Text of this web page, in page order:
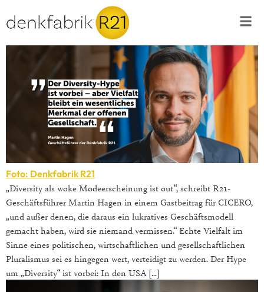
Foto: Denkfabrik R21
„Diversity als woke Modeerscheinung ist out“, schreibt R21-
Geschäftsführer Martin Hagen in einem Gastbeitrag für CICERO,
„und außer denen, die daraus ein lukratives Geschäftsmodell
gemacht haben, wird sie niemand vermissen.“ Echte Vielfalt im
Sinne eines politischen, wirtschaftlichen und gesellschaftlichen
Pluralismus sei es hingegen wert, verteidigt zu werden. Der Hype
um „Diversity“ ist vorbei: In den USA […]